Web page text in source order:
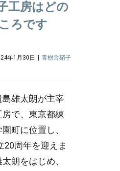
工房はどの
ろです
年1月30日
青樹舎硝子
島雄太朗が主宰
で、東京都練
町に位置し、
20周年を迎えま
朗をはじめ、